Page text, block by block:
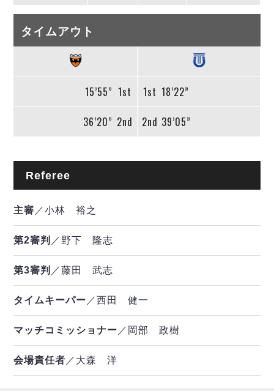
タイムアウト
15’55” 1st 1st 18’22”
36’20” 2nd 2nd 39’05”
Referee
主審 ／小林 裕之
第2審判 ／野下 隆志
第3審判 ／藤田 武志
タイムキーパー ／西田 健一
マッチコミッショナー ／岡部 政樹
会場責任者 ／大森 洋